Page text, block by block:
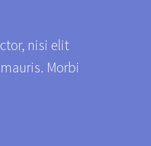
nisi elit
Morbi